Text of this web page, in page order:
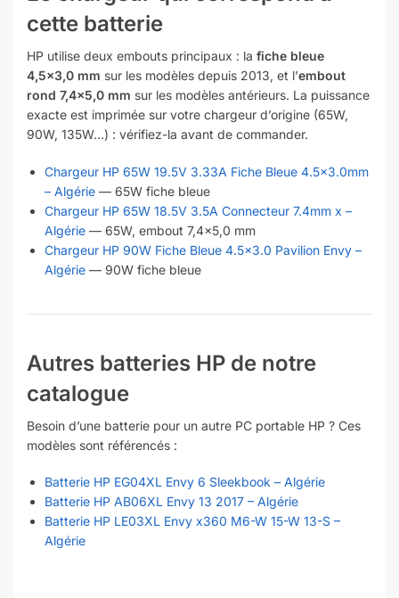
cette batterie
HP utilise deux embouts principaux : la fiche bleue
4,5×3,0 mm sur les modèles depuis 2013, et l’embout
rond 7,4×5,0 mm sur les modèles antérieurs. La puissance
exacte est imprimée sur votre chargeur d’origine (65W,
90W, 135W…) : vérifiez-la avant de commander.
Chargeur HP 65W 19.5V 3.33A Fiche Bleue 4.5×3.0mm
– Algérie — 65W fiche bleue
Chargeur HP 65W 18.5V 3.5A Connecteur 7.4mm x –
Algérie — 65W, embout 7,4×5,0 mm
Chargeur HP 90W Fiche Bleue 4.5×3.0 Pavilion Envy –
Algérie — 90W fiche bleue
Autres batteries HP de notre
catalogue
Besoin d’une batterie pour un autre PC portable HP ? Ces
modèles sont référencés :
Batterie HP EG04XL Envy 6 Sleekbook – Algérie
Batterie HP AB06XL Envy 13 2017 – Algérie
Batterie HP LE03XL Envy x360 M6-W 15-W 13-S –
Algérie